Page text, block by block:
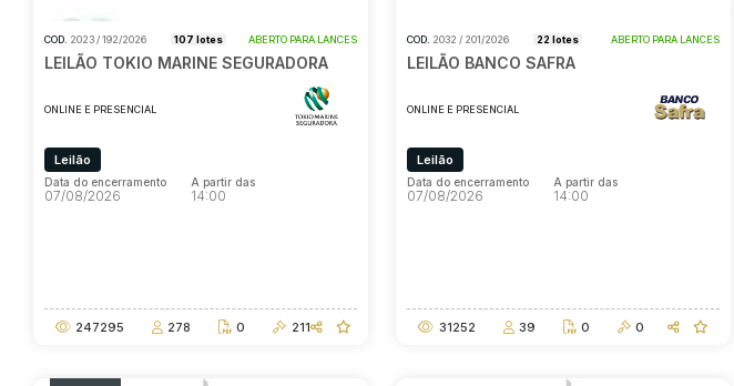
COD. 2023 / 192/2026 107 lotes ABERTO PARA LANCES
LEILÃO TOKIO MARINE SEGURADORA
ONLINE E PRESENCIAL
Leilão
Data do encerramento
07/08/2026
A partir das
14:00
247295 278 0 211
COD. 2032 / 201/2026 22 lotes ABERTO PARA LANCES
LEILÃO BANCO SAFRA
ONLINE E PRESENCIAL
Leilão
Data do encerramento
07/08/2026
A partir das
14:00
31252 39 0 0